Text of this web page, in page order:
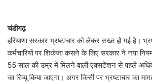
चंडीगढ़
हरियाणा सरकार भ्रष्टाचार को लेकर सख्त हो गई है।
कर्मचारियों पर शिकंजा कसने के लिए सरकार ने नया
55 साल की उम्र में मिलने वाली एक्सटेंशन से पहले
का रिव्यू किया जाएगा। अगर किसी पर भ्रष्टाचार का